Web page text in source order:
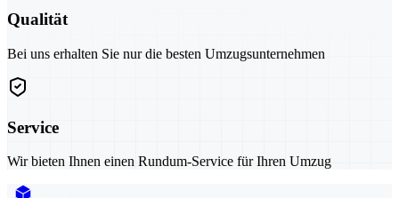
Qualität
Bei uns erhalten Sie nur die besten Umzugsunternehmen
Service
Wir bieten Ihnen einen Rundum-Service für Ihren Umzug